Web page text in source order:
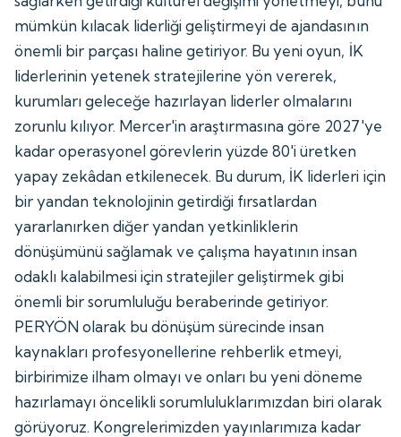
mümkün kılacak liderliği geliştirmeyi de ajandasının
önemli bir parçası haline getiriyor. Bu yeni oyun, İK
liderlerinin yetenek stratejilerine yön vererek,
kurumları geleceğe hazırlayan liderler olmalarını
zorunlu kılıyor. Mercer'in araştırmasına göre 2027'ye
kadar operasyonel görevlerin yüzde 80'i üretken
yapay zekâdan etkilenecek. Bu durum, İK liderleri için
bir yandan teknolojinin getirdiği fırsatlardan
yararlanırken diğer yandan yetkinliklerin
dönüşümünü sağlamak ve çalışma hayatının insan
odaklı kalabilmesi için stratejiler geliştirmek gibi
önemli bir sorumluluğu beraberinde getiriyor.
PERYÖN olarak bu dönüşüm sürecinde insan
kaynakları profesyonellerine rehberlik etmeyi,
birbirimize ilham olmayı ve onları bu yeni döneme
hazırlamayı öncelikli sorumluluklarımızdan biri olarak
görüyoruz. Kongrelerimizden yayınlarımıza kadar